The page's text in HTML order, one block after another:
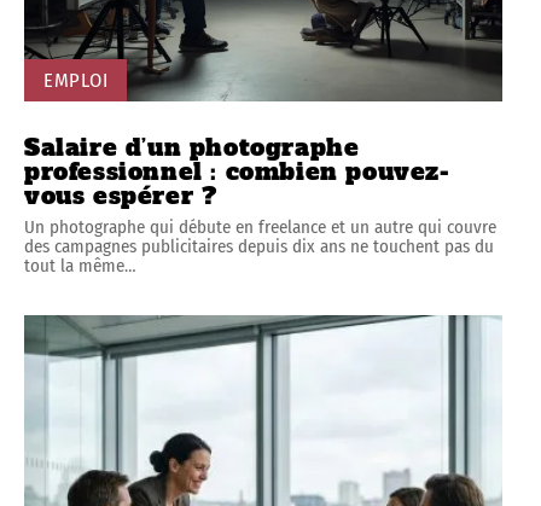
EMPLOI
Salaire d’un photographe
professionnel : combien pouvez-
vous espérer ?
Un photographe qui débute en freelance et un autre qui couvre
des campagnes publicitaires depuis dix ans ne touchent pas du
tout la même…